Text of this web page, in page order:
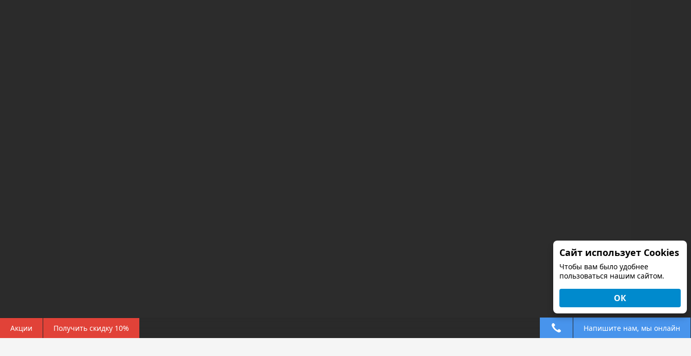
Акции Получить скидку 10% Напишите нам, мы онлайн
Сайт использует Cookies
Чтобы вам было удобнее
пользоваться нашим сайтом.
ОК